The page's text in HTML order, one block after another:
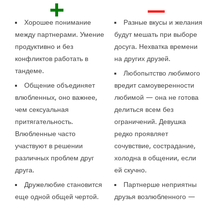
+
Хорошее понимание
между партнерами. Умение
продуктивно и без
конфликтов работать в
тандеме.
Общение объединяет
влюбленных, оно важнее,
чем сексуальная
притягательность.
Влюбленные часто
участвуют в решении
различных проблем друг
друга.
Дружелюбие становится
еще одной общей чертой.
—
Разные вкусы и желания
будут мешать при выборе
досуга. Нехватка времени
на других друзей.
Любопытство любимого
вредит самоуверенности
любимой — она не готова
делиться всем без
ограничений. Девушка
редко проявляет
сочувствие, сострадание,
холодна в общении, если
ей скучно.
Партнерше неприятны
друзья возлюбленного —